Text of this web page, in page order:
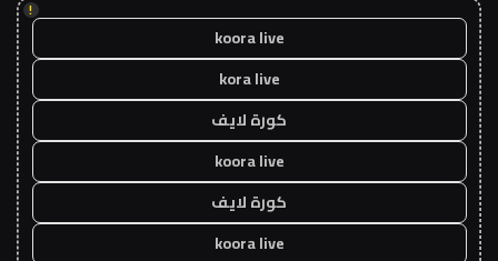
!
koora live
kora live
كورة لايف
koora live
كورة لايف
koora live